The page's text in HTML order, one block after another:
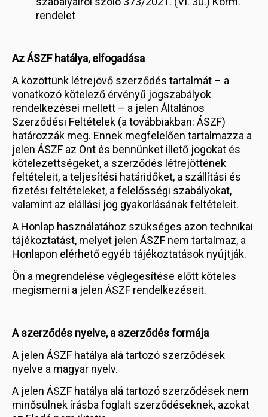
rendelet
Az ÁSZF hatálya, elfogadása
A közöttünk létrejövő szerződés tartalmát – a
vonatkozó kötelező érvényű jogszabályok
rendelkezései mellett – a jelen Általános
Szerződési Feltételek (a továbbiakban: ÁSZF)
határozzák meg. Ennek megfelelően tartalmazza a
jelen ÁSZF az Önt és bennünket illető jogokat és
kötelezettségeket, a szerződés létrejöttének
feltételeit, a teljesítési határidőket, a szállítási és
fizetési feltételeket, a felelősségi szabályokat,
valamint az elállási jog gyakorlásának feltételeit.
A Honlap használatához szükséges azon technikai
tájékoztatást, melyet jelen ÁSZF nem tartalmaz, a
Honlapon elérhető egyéb tájékoztatások nyújtják.
Ön a megrendelése véglegesítése előtt köteles
megismerni a jelen ÁSZF rendelkezéseit.
A szerződés nyelve, a szerződés formája
A jelen ÁSZF hatálya alá tartozó szerződések
nyelve a magyar nyelv.
A jelen ÁSZF hatálya alá tartozó szerződések nem
minősülnek írásba foglalt szerződéseknek, azokat